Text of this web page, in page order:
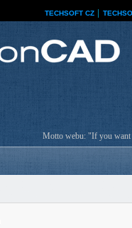
TECHSOFT CZ
Motto webu: "If you want